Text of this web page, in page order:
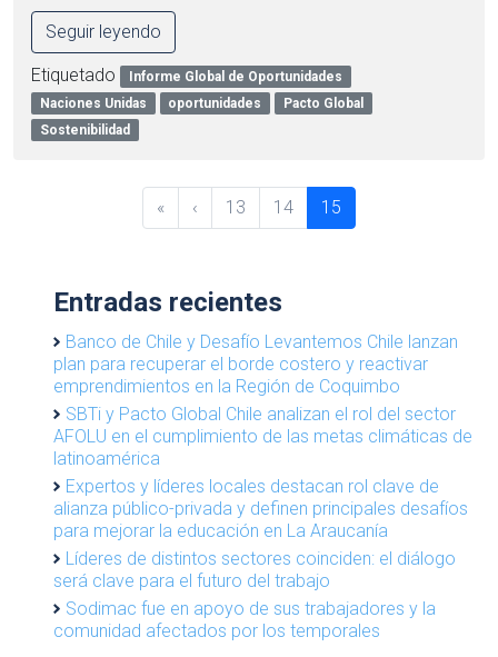
Seguir leyendo
Etiquetado
Informe Global de Oportunidades
Naciones Unidas
oportunidades
Pacto Global
Sostenibilidad
« ‹
P
a
13
P
a
14
C
u
n
t
P
a
g
15
Entradas recientes
Banco de Chile y Desafío Levantemos Chile lanzan
plan para recuperar el borde costero y reactivar
emprendimientos en la Región de Coquimbo
SBTi y Pacto Global Chile analizan el rol del sector
AFOLU en el cumplimiento de las metas climáticas de
latinoamérica
Expertos y líderes locales destacan rol clave de
alianza público-privada y definen principales desafíos
para mejorar la educación en La Araucanía
Líderes de distintos sectores coinciden: el diálogo
será clave para el futuro del trabajo
Sodimac fue en apoyo de sus trabajadores y la
comunidad afectados por los temporales